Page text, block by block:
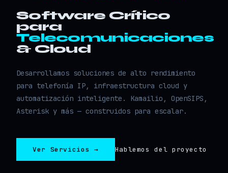
Software Crítico
para
Telecomunicaciones
& Cloud
Desarrollamos soluciones de alto rendimiento
para telefonía IP, infraestructura cloud y
automatización inteligente. Kamailio, OpenSIPS,
Asterisk y más — construidos para escalar.
Ver Servicios → Hablemos del proyecto